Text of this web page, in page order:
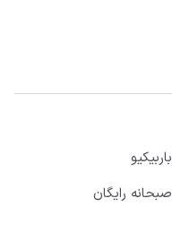
باربیکیو
صبحانه رایگان